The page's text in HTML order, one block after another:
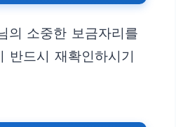
의 소중한 보금자리를
반드시 재확인하시기